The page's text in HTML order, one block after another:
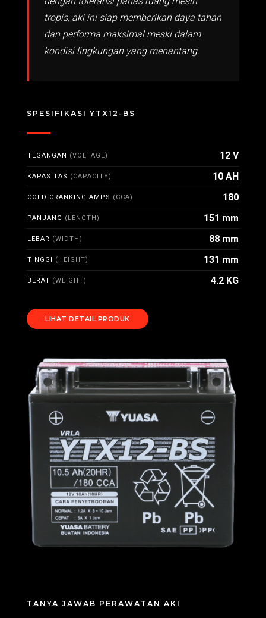
tropis, aki ini siap memberikan daya tahan
dan performa maksimal meski dalam
kondisi lingkungan yang menantang.
SPESIFIKASI YTX12-BS
TEGANGAN (VOLTAGE) 12 V
KAPASITAS (CAPACITY) 10 AH
COLD CRANKING AMPS (CCA) 180
PANJANG (LENGTH) 151 mm
LEBAR (WIDTH) 88 mm
TINGGI (HEIGHT) 131 mm
BERAT (WEIGHT) 4.2 KG
LIHAT DETAIL PRODUK
TANYA JAWAB PERAWATAN AKI